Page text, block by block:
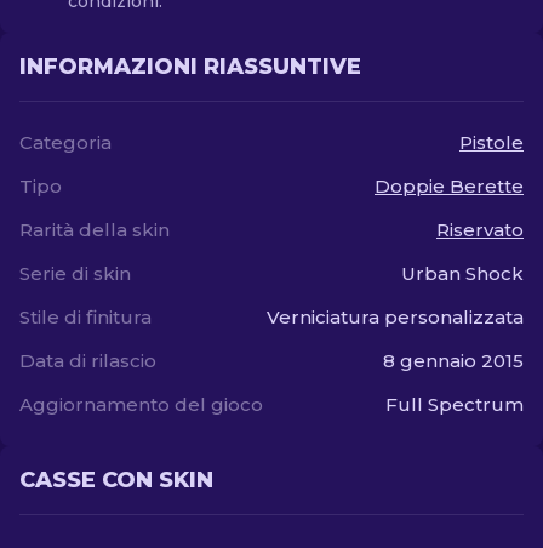
INFORMAZIONI RIASSUNTIVE
Categoria
Pistole
Tipo
Doppie Berette
Rarità della skin
Riservato
Serie di skin
Urban Shock
Stile di finitura
Verniciatura personalizzata
Data di rilascio
8 gennaio 2015
Aggiornamento del gioco
Full Spectrum
CASSE CON SKIN